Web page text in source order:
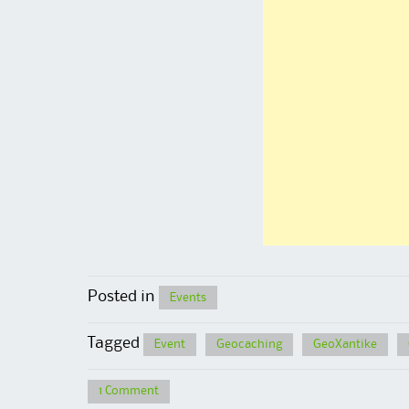
Posted in Events
Tagged Event Geocaching GeoXantike
1 Comment